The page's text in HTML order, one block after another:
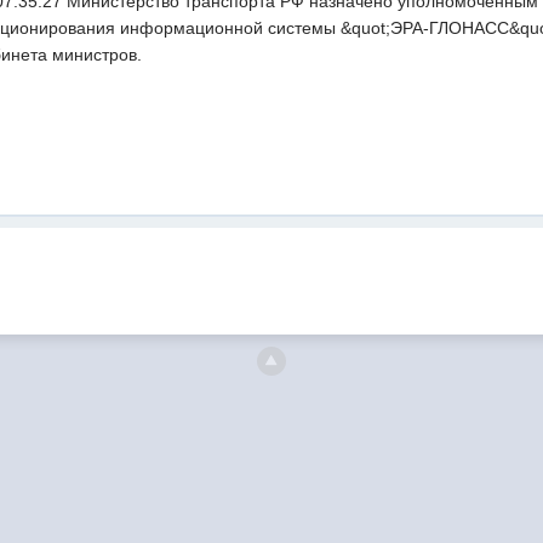
информационной системы &quot;ЭРА-
министров.